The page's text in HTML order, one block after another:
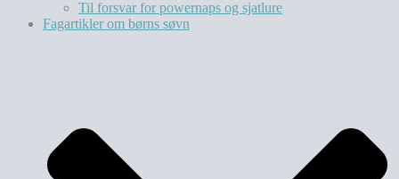
Til forsvar for powernaps og sjatlure
Fagartikler om børns søvn